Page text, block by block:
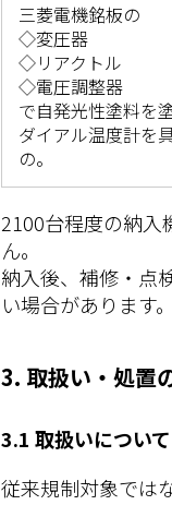
三菱電機銘板の
◇変圧器
◇リアクトル
◇電圧調整器
で自発光性塗料を
ダイアル温度計を
の。
2100台程度の納入
ん。
納入後、補修・点
い場合があります。
3. 取扱い・処置
3.1 取扱いについて
従来規制対象では